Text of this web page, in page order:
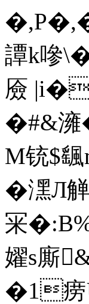
譚k嘇
厱 |i�
�#&
M铳$
�潶
冞
嬥s廝
�1痨